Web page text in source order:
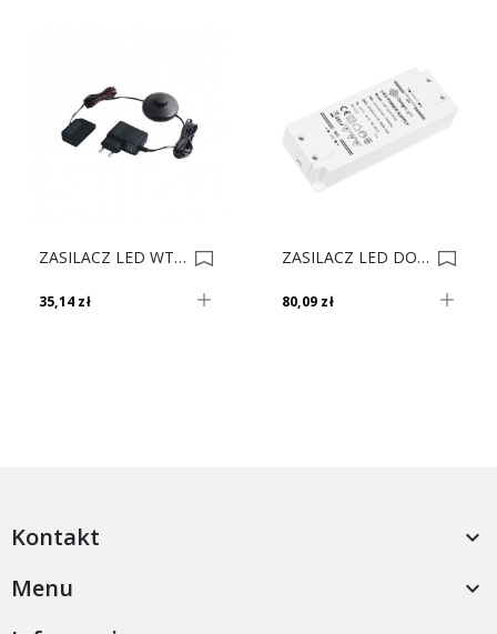
ZASILACZ LED WTYKOWY+WYŁ.NOŻNY+ROZDZ 6W 0009517
35,14 zł
ZASILACZ LED DO PASKÓW 24V 65W STANDARD PLUS DL 0023343
80,09 zł
Kontakt 
Menu 